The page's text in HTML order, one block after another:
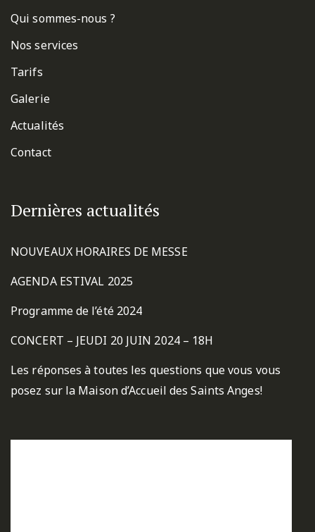
Qui sommes-nous ?
Nos services
Tarifs
Galerie
Actualités
Contact
Dernières actualités
NOUVEAUX HORAIRES DE MESSE
AGENDA ESTIVAL 2025
Programme de l’été 2024
CONCERT – JEUDI 20 JUIN 2024 – 18H
Les réponses à toutes les questions que vous vous
posez sur la Maison d’Accueil des Saints Anges!